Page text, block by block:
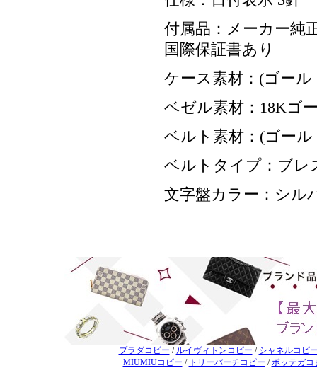
付属品：メーカー純
国際保証書あり
ケース素材：(ゴー
ベゼル素材：18Kゴ
ベルト素材：(ゴー
ベルトタイプ：ブレ
文字盤カラー：シル
プラダコピー / ルイヴィトンコピー / シャネルコピ
MIUMIUコピー / トリーバーチコピー /ボッテガコ